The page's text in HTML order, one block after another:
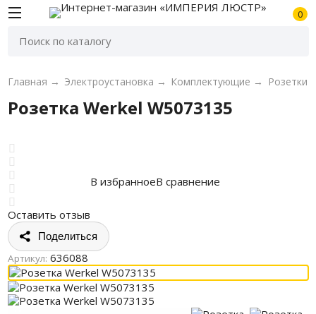
0
Главная → Электроустановка → Комплектующие → Розетки
Розетка Werkel W5073135
Оставить отзыв
В избранноеВ сравнение
Поделиться
Артикул: 636088